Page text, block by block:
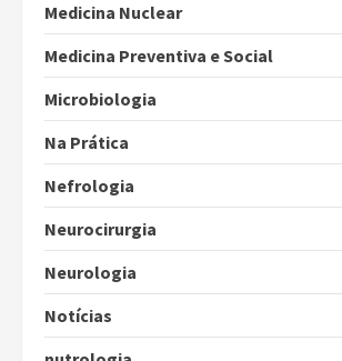
Medicina Nuclear
Medicina Preventiva e Social
Microbiologia
Na Prática
Nefrologia
Neurocirurgia
Neurologia
Notícias